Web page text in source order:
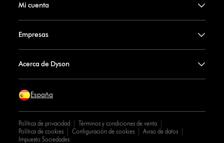
Mi cuenta
Empresas
Acerca de Dyson
España
Política de privacidad
Términos y condiciones de venta
Política de cookies
Configuración de cookies
Aviso de datos
Impuesto Sociedades